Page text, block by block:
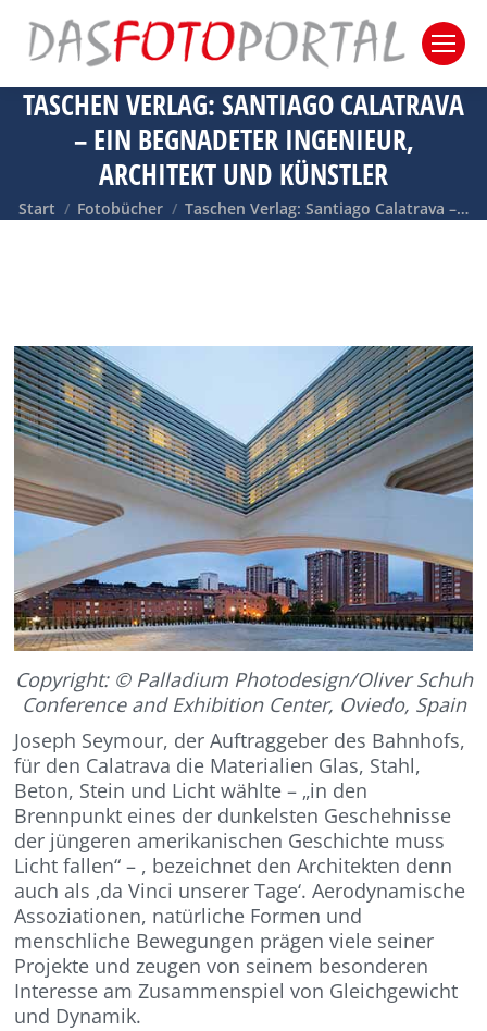
TASCHEN VERLAG: SANTIAGO CALATRAVA
– EIN BEGNADETER INGENIEUR,
ARCHITEKT UND KÜNSTLER
Sie befinden sich hier:
Start Fotobücher Taschen Verlag: Santiago Calatrava –…
Copyright:© Palladium Photodesign/Oliver Schuh
Conference and Exhibition Center, Oviedo, Spain
Joseph Seymour, der Auftraggeber des Bahnhofs,
für den Calatrava die Materialien Glas, Stahl,
Beton, Stein und Licht wählte – „in den
Brennpunkt eines der dunkelsten Geschehnisse
der jüngeren amerikanischen Geschichte muss
Licht fallen“ – , bezeichnet den Architekten denn
auch als ‚da Vinci unserer Tage‘. Aerodynamische
Assoziationen, natürliche Formen und
menschliche Bewegungen prägen viele seiner
Projekte und zeugen von seinem besonderen
Interesse am Zusammenspiel von Gleichgewicht
und Dynamik.